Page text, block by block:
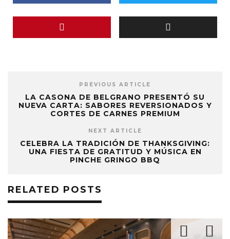
PREVIOUS ARTICLE
LA CASONA DE BELGRANO PRESENTÓ SU
NUEVA CARTA: SABORES REVERSIONADOS Y
CORTES DE CARNES PREMIUM
NEXT ARTICLE
CELEBRA LA TRADICIÓN DE THANKSGIVING:
UNA FIESTA DE GRATITUD Y MÚSICA EN
PINCHE GRINGO BBQ
RELATED POSTS